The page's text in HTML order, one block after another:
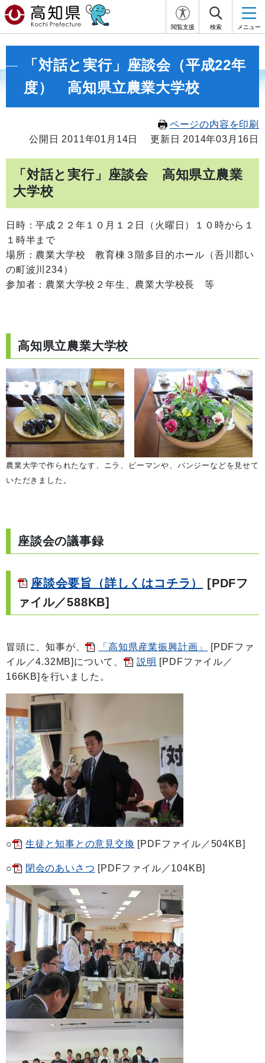
閲覧支援 検索 メニュー
「対話と実行」座談会（平成22年
度） 高知県立農業大学校
ページの内容を印刷
公開日 2011年01月14日
更新日 2014年03月16日
「対話と実行」座談会 高知県立農業
大学校
日時：平成２２年１０月１２日（火曜日）１０時から１
１時半まで
場所：農業大学校 教育棟３階多目的ホール（吾川郡い
の町波川234）
参加者：農業大学校２年生、農業大学校長 等
高知県立農業大学校
農業大学で作られたなす、ニラ、ピーマンや、パンジーなどを見せて
いただきました。
座談会の議事録
座談会要旨（詳しくはコチラ）
[PDFフ
ァイル／588KB]
冒頭に、知事が、 「高知県産業振興計画」
[PDFファ
イル／4.32MB] について、 説明 [PDFファイル／
166KB] を行いました。
○ 生徒と知事との意見交換 [PDFファイル／504KB]
○ 閉会のあいさつ [PDFファイル／104KB]